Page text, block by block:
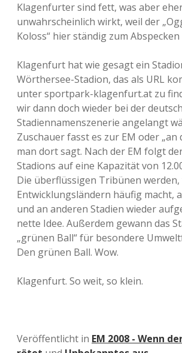
Klagenfurter sind fett, was aber
unwahrscheinlich wirkt, weil der
Koloss“ hier ständig zum
Klagenfurt hat wie gesagt ein
Wörthersee-Stadion, das als URL
unter sportpark-klagenfurt.at zu
wir dann doch wieder bei der
Stadiennamenszenerie angelangt
Zuschauer fasst es zur EM oder „an
man dort sagt. Nach der EM folgt
Stadions auf eine Kapazität von
Die überflüssigen Tribünen werden,
Entwicklungsländern häufig macht,
und an anderen Stadien wieder
nette Idee. Außerdem gewann das
„grünen Ball“ für besondere
Den grünen Ball. Wow.
Klagenfurt. So weit, so klein.
Veröffentlicht in EM 2008 - Wenn